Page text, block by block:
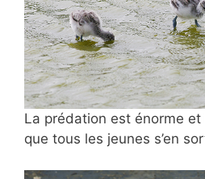
La prédation est énorme
que tous les jeunes s’en